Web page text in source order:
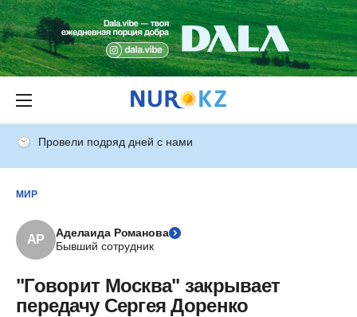
Провели подряд дней с нами
МИР
АР
Аделаида Романова
Бывший сотрудник
"Говорит Москва" закрывает
передачу Сергея Доренко